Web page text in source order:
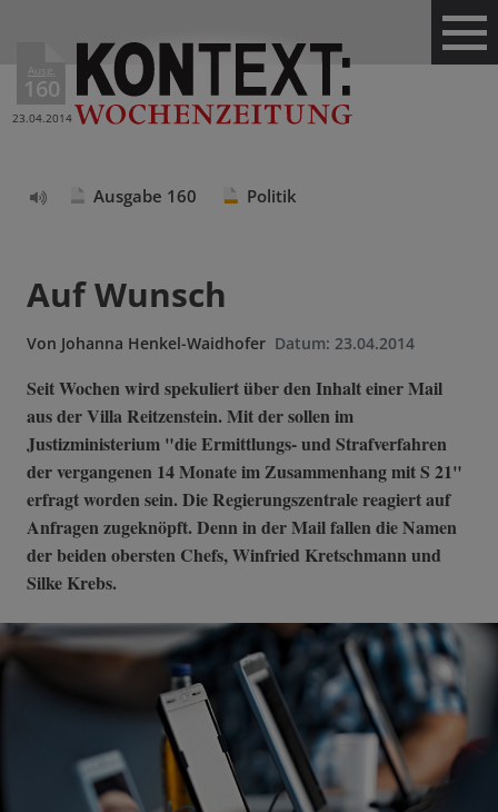
Ausg.
160
23.04.2014
Ausgabe 160 Politik
Auf Wunsch
Von Johanna Henkel-Waidhofer Datum: 23.04.2014
Seit Wochen wird spekuliert über den Inhalt einer Mail
aus der Villa Reitzenstein. Mit der sollen im
Justizministerium "die Ermittlungs- und Strafverfahren
der vergangenen 14 Monate im Zusammenhang mit S 21"
erfragt worden sein. Die Regierungszentrale reagiert auf
Anfragen zugeknöpft. Denn in der Mail fallen die Namen
der beiden obersten Chefs, Winfried Kretschmann und
Silke Krebs.